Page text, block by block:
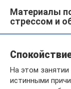
Материалы
стрессом и
На этом
истинными